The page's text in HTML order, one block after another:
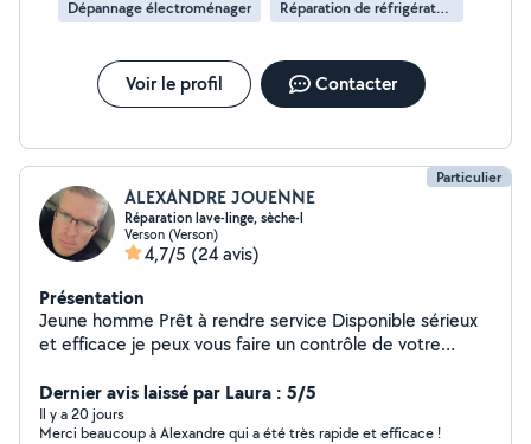
Dépannage électroménager Réparation de réfrigérateur
Voir le profil Contacter
Particulier
ALEXANDRE JOUENNE
Réparation lave-linge, sèche-l
Verson (Verson)
4,7/5 (24 avis)
Présentation
Jeune homme Prêt à rendre service Disponible sérieux
et efficace je peux vous faire un contrôle de votre
BOX INTERNET
Dernier avis laissé par Laura : 5/5
Il y a 20 jours
Merci beaucoup à Alexandre qui a été très rapide et efficace !